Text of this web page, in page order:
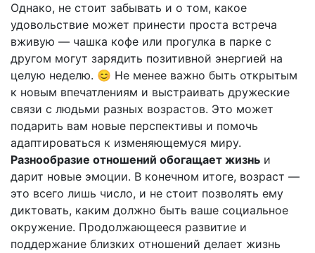
Однако, не стоит забывать и о том, какое
удовольствие может принести проста встреча
вживую — чашка кофе или прогулка в парке с
другом могут зарядить позитивной энергией на
целую неделю. 😊 Не менее важно быть открытым
к новым впечатлениям и выстраивать дружеские
связи с людьми разных возрастов. Это может
подарить вам новые перспективы и помочь
адаптироваться к изменяющемуся миру.
Разнообразие отношений обогащает жизнь и
дарит новые эмоции. В конечном итоге, возраст —
это всего лишь число, и не стоит позволять ему
диктовать, каким должно быть ваше социальное
окружение. Продолжающееся развитие и
поддержание близких отношений делает жизнь